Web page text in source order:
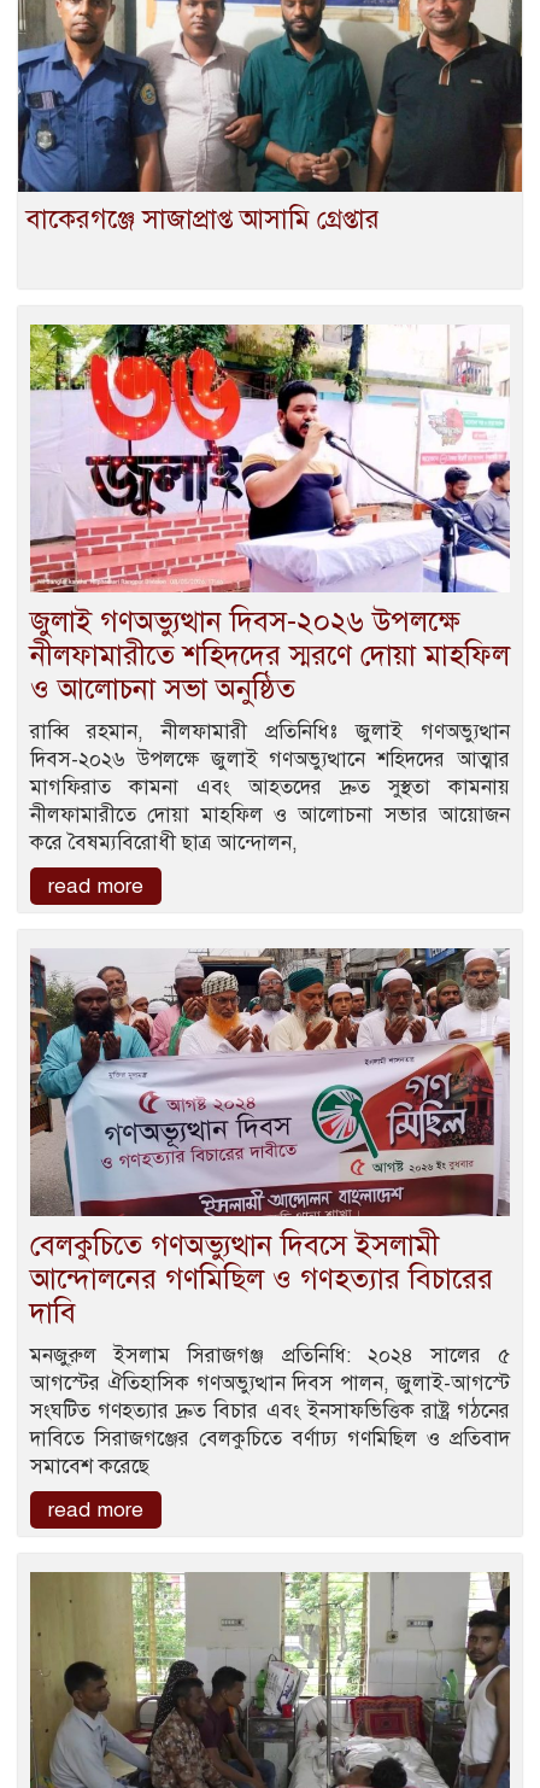
বাকেরগঞ্জে সাজাপ্রাপ্ত আসামি গ্রেপ্তার
জুলাই গণঅভ্যুত্থান দিবস-২০২৬ উপলক্ষে
নীলফামারীতে শহিদদের স্মরণে দোয়া মাহফিল
ও আলোচনা সভা অনুষ্ঠিত
রাব্বি রহমান, নীলফামারী প্রতিনিধিঃ জুলাই গণঅভ্যুত্থান
দিবস-২০২৬ উপলক্ষে জুলাই গণঅভ্যুত্থানে শহিদদের আত্মার
মাগফিরাত কামনা এবং আহতদের দ্রুত সুস্থতা কামনায়
নীলফামারীতে দোয়া মাহফিল ও আলোচনা সভার আয়োজন
করে বৈষম্যবিরোধী ছাত্র আন্দোলন,
read more
বেলকুচিতে গণঅভ্যুত্থান দিবসে ইসলামী
আন্দোলনের গণমিছিল ও গণহত্যার বিচারের
দাবি
মনজু্রুল ইসলাম সিরাজগঞ্জ প্রতিনিধি: ২০২৪ সালের ৫
আগস্টের ঐতিহাসিক গণঅভ্যুত্থান দিবস পালন, জুলাই-আগস্টে
সংঘটিত গণহত্যার দ্রুত বিচার এবং ইনসাফভিত্তিক রাষ্ট্র গঠনের
দাবিতে সিরাজগঞ্জের বেলকুচিতে বর্ণাঢ্য গণমিছিল ও প্রতিবাদ
সমাবেশ করেছে
read more